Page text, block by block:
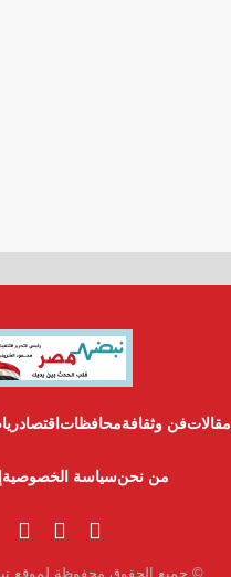
مقالاتفن وثقافةمحافظات اقتصاد
من نحنسياسة الخصوصية
© جميع الحقوق محفوظة لموقع نبض